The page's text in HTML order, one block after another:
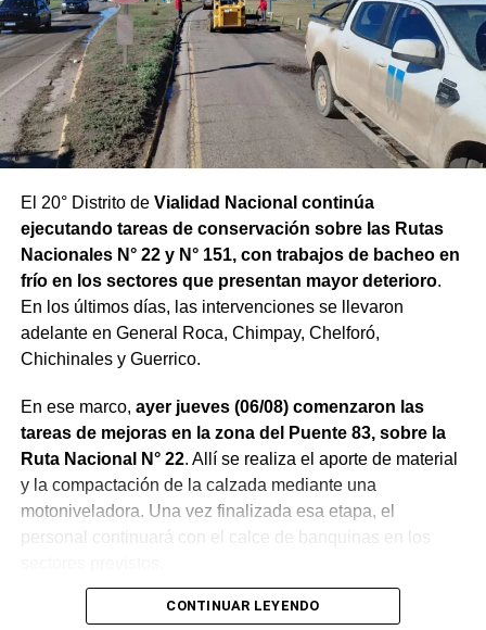
El 20° Distrito de Vialidad Nacional continúa
ejecutando tareas de conservación sobre las Rutas
Nacionales N° 22 y N° 151, con trabajos de bacheo en
frío en los sectores que presentan mayor deterioro.
En los últimos días, las intervenciones se llevaron
adelante en General Roca, Chimpay, Chelforó,
Chichinales y Guerrico.
En ese marco, ayer jueves (06/08) comenzaron las
tareas de mejoras en la zona del Puente 83, sobre la
Ruta Nacional N° 22. Allí se realiza el aporte de material
y la compactación de la calzada mediante una
motoniveladora. Una vez finalizada esa etapa, el
personal continuará con el calce de banquinas en los
CONTINUAR LEYENDO